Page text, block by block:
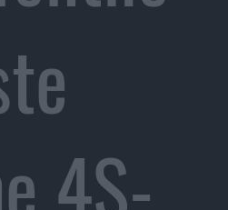
4S-